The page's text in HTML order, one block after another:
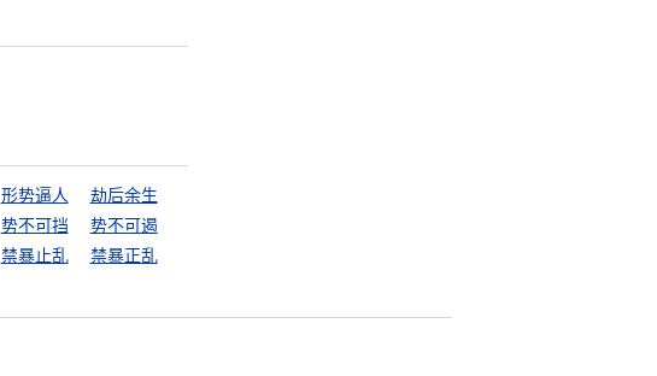
形势逼人
劫后余生
势不可挡
势不可遏
禁暴止乱
禁暴正乱